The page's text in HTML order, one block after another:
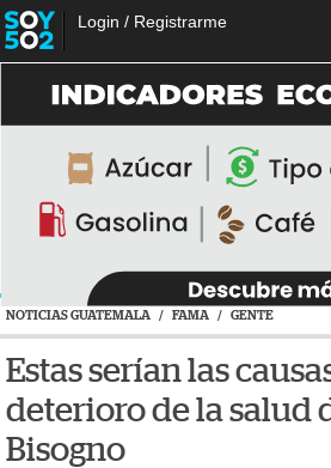
Login / Registrarme
NOTICIAS GUATEMALA / FAMA / GENTE
Estas serían las
deterioro de la salud
Bisogno